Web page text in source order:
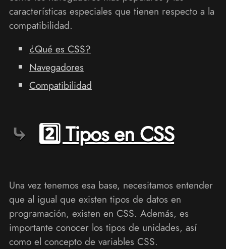
características especiales que tienen respecto a la
compatibilidad.
¿Qué es CSS?
Navegadores
Compatibilidad
2️⃣ Tipos en CSS
Una vez tenemos esa base, necesitamos entender
que al igual que existen tipos de datos en
programación, existen en CSS. Además, es
importante conocer los tipos de unidades, así
como el concepto de variables CSS.